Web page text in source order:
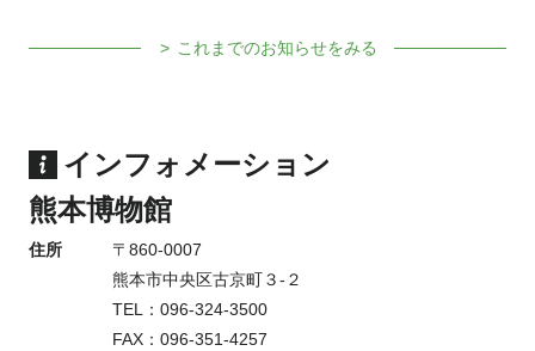
これまでのお知らせをみる
インフォメーション
熊本博物館
住所
〒860-0007
熊本市中央区古京町３-２
TEL：096-324-3500
FAX：096-351-4257